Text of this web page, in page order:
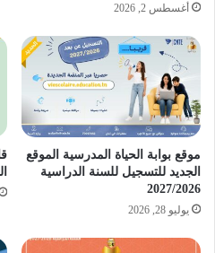
أغسطس 2, 2026
موقع بوابة الحياة المدرسية الموقع
الجديد للتسجيل للسنة الدراسية
2027/2026
يوليو 28, 2026